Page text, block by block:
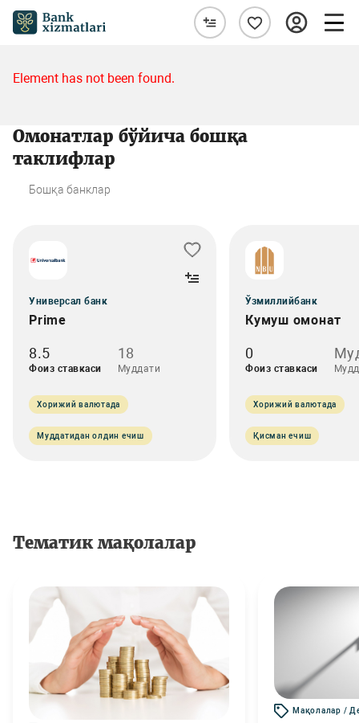
Element has not been found.
Омонатлар бўйича бошқа
таклифлар
Бошқа банклар
Универсал банк
Prime
8.5
Фоиз ставкаси
18
Муддати
Хорижий валютада
Муддатидан олдин ечиш
Ўзмиллийбанк
Кумуш омонат
0
Фоиз ставкаси
Хорижий валютада
Қисман ечиш
Тематик мақолалар
Мақолалар /